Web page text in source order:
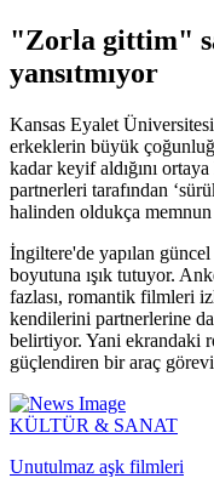
"Zorla gittim"
yansıtmıyor
Kansas Eyalet
erkeklerin büyük
kadar keyif aldığını
partnerleri tarafından
halinden oldukça memnun
İngiltere'de yapılan
boyutuna ışık tutuyor.
fazlası, romantik filmleri
kendilerini partnerlerine
belirtiyor. Yani ekrandaki
güçlendiren bir araç
KÜLTÜR & SANAT
Unutulmaz aşk filmleri